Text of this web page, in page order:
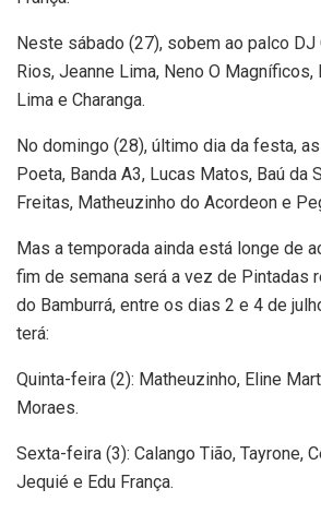
Neste sábado (27), sobem ao palco DJ
Rios, Jeanne Lima, Neno O Magníficos,
Lima e Charanga.
No domingo (28), último dia da festa,
Poeta, Banda A3, Lucas Matos, Baú da
Freitas, Matheuzinho do Acordeon e
Mas a temporada ainda está longe de
fim de semana será a vez de Pintadas
do Bamburrá, entre os dias 2 e 4 de
terá:
Quinta-feira (2): Matheuzinho, Eline
Moraes.
Sexta-feira (3): Calango Tião, Tayrone,
Jequié e Edu França.